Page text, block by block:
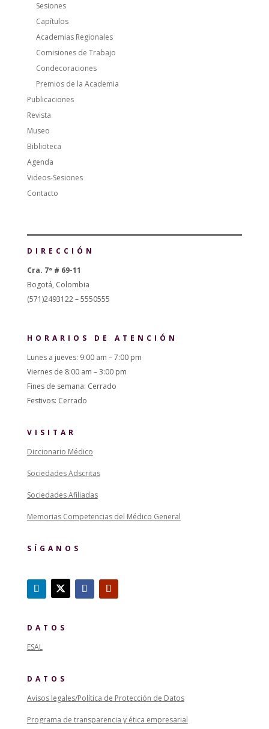
Sesiones
Capítulos
Academias Regionales
Comisiones de Trabajo
Condecoraciones
Premios de la Academia
Publicaciones
Revista
Museo
Biblioteca
Agenda
Videos-Sesiones
Contacto
DIRECCIÓN
Cra. 7ª # 69-11
Bogotá, Colombia
(571)2493122 – 5550555
HORARIOS DE ATENCIÓN
Lunes a jueves: 9:00 am – 7:00 pm
Viernes de 8:00 am – 3:00 pm
Fines de semana: Cerrado
Festivos: Cerrado
VISITAR
Diccionario Médico
Sociedades Adscritas
Sociedades Afiliadas
Memorias Competencias del Médico General
SÍGANOS
DATOS
ESAL
DATOS
Avisos legales/Política de Protección de Datos
Programa de transparencia y ética empresarial